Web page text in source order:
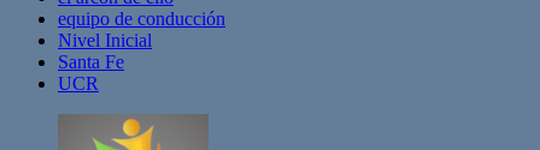
equipo de conducción
Nivel Inicial
Santa Fe
UCR